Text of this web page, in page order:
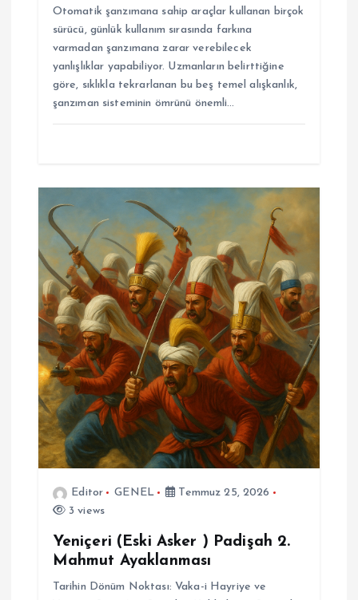
Otomatik şanzımana sahip araçlar kullanan birçok
sürücü, günlük kullanım sırasında farkına
varmadan şanzımana zarar verebilecek
yanlışlıklar yapabiliyor. Uzmanların belirttiğine
göre, sıklıkla tekrarlanan bu beş temel alışkanlık,
şanzıman sisteminin ömrünü önemli…
Editor GENEL
Temmuz 25, 2026
3 views
Yeniçeri (Eski Asker ) Padişah 2.
Mahmut Ayaklanması
Tarihin Dönüm Noktası: Vaka-i Hayriye ve